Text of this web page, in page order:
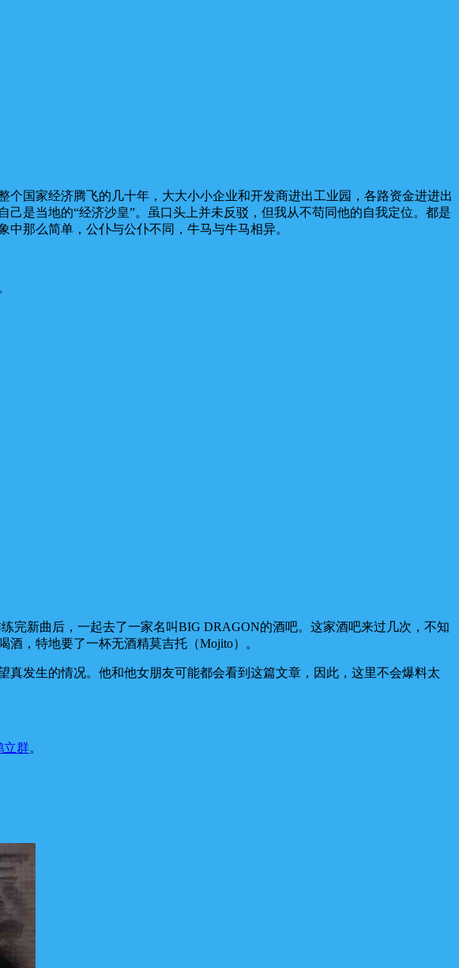
国家经济腾飞的几十年，大大小小企业和开发商进出工业园，各路资金进进出
是当地的“经济沙皇”。虽口头上并未反驳，但我从不苟同他的自我定位。都是
那么简单，公仆与公仆不同，牛马与牛马相异。
。
完新曲后，一起去了一家名叫BIG DRAGON的酒吧。这家酒吧来过几次，不知
，特地要了一杯无酒精莫吉托（Mojito）。
发生的情况。他和他女朋友可能都会看到这篇文章，因此，这里不会爆料太
立群。